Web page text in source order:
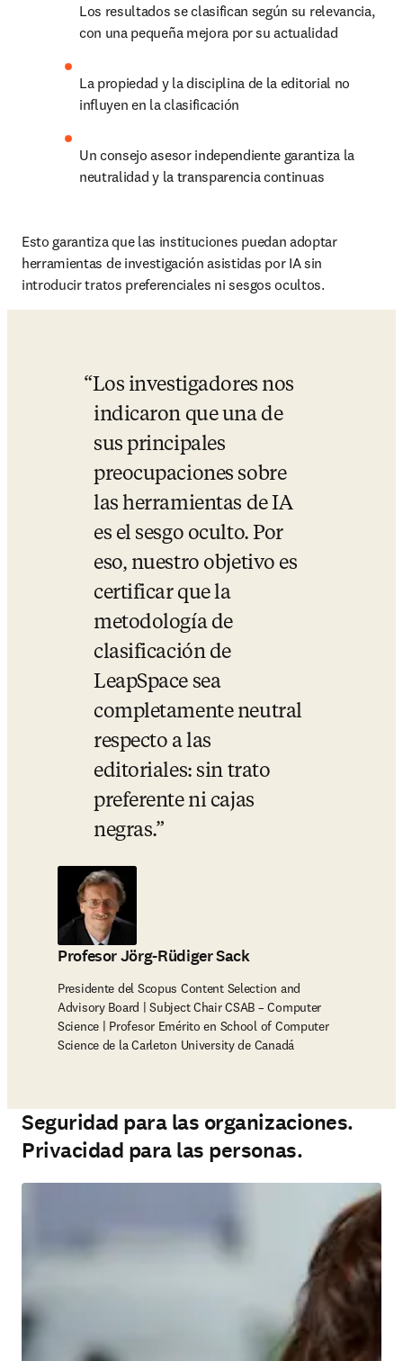
Los resultados se clasifican según su relevancia,
con una pequeña mejora por su actualidad
La propiedad y la disciplina de la editorial no
influyen en la clasificación
Un consejo asesor independiente garantiza la
neutralidad y la transparencia continuas
Esto garantiza que las instituciones puedan adoptar
herramientas de investigación asistidas por IA sin
introducir tratos preferenciales ni sesgos ocultos.
Los investigadores nos
indicaron que una de
sus principales
preocupaciones sobre
las herramientas de IA
es el sesgo oculto. Por
eso, nuestro objetivo es
certificar que la
metodología de
clasificación de
LeapSpace sea
completamente neutral
respecto a las
editoriales: sin trato
preferente ni cajas
negras.
Profesor Jörg-Rüdiger Sack
Presidente del Scopus Content Selection and
Advisory Board | Subject Chair CSAB – Computer
Science | Profesor Emérito en School of Computer
Science de la Carleton University de Canadá
Seguridad para las organizaciones.
Privacidad para las personas.